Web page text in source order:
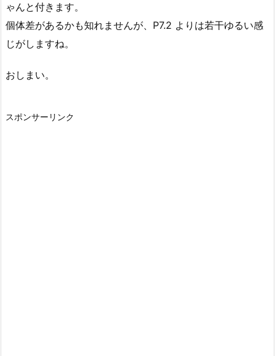
ゃんと付きます。
個体差があるかも知れませんが、P7.2 よりは若干ゆるい感
じがしますね。
おしまい。
スポンサーリンク